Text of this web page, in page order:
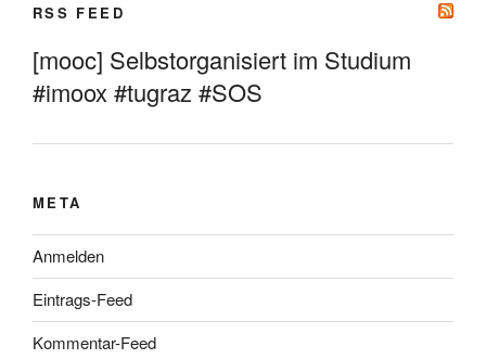
RSS FEED
[mooc] Selbstorganisiert im Studium
#imoox #tugraz #SOS
META
Anmelden
Eintrags-Feed
Kommentar-Feed